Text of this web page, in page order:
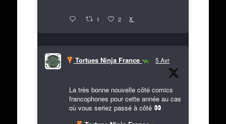
1 2 X
Tortues Ninja France 5 Avr
La très bonne nouvelle côté comics
francophones pour cette année au cas
où vous seriez passé à côté